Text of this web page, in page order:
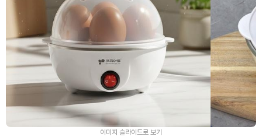
이미지 슬라이드로 보기